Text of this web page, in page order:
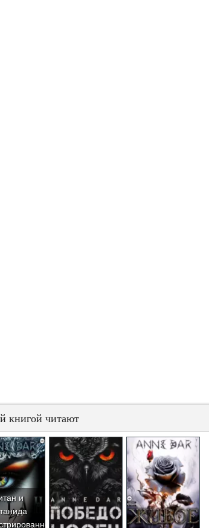
книгой читают
и